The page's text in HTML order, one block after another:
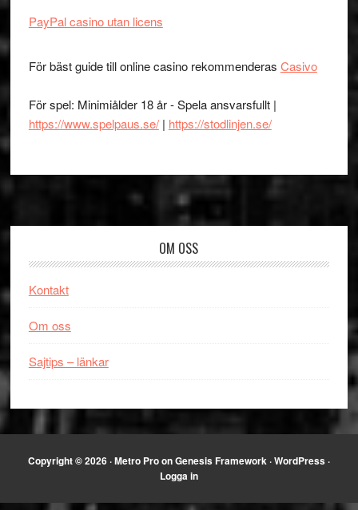
PayPal casino utan licens
För bäst guide till online casino rekommenderas Casivo
För spel: Minimiålder 18 år - Spela ansvarsfullt |
https://www.spelpaus.se/| https://stodlinjen.se/
OM OSS
Kontakt
Om oss
Sajtips – länkar
Copyright © 2026 ·Metro ProonGenesis Framework ·WordPress ·
Logga in